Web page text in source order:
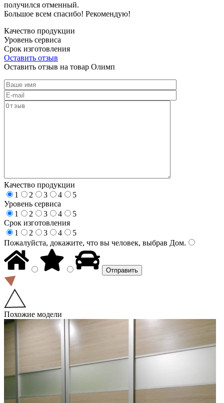
получился отменный.
Большое всем спасибо! Рекомендую!
Качество продукции
Уровень сервиса
Срок изготовления
Оставить отзыв
Оставить отзыв на товар Олимп
Качество продукции
1
2 3 4
5
Уровень сервиса
1
2 3 4
5
Срок изготовления
1
2 3 4
5
Пожалуйста, докажите, что вы человек, выбрав Дом.
Похожие модели